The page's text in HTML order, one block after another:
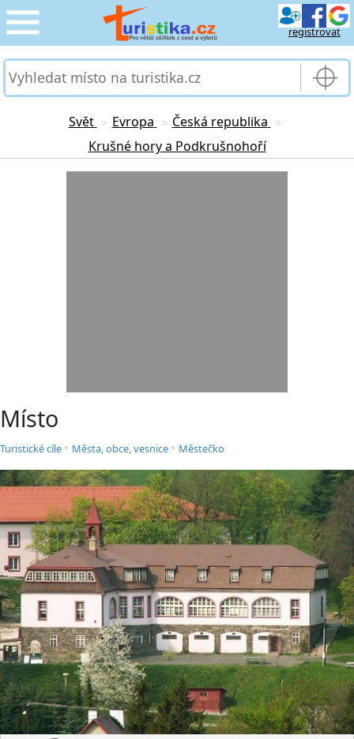
registrovat
CESTOVÁNÍ
PRO TURISTY ›
Svět > Evropa > Česká republika >
Krušné hory a Podkrušnohoří
Místo
Turistické cíle • Města, obce, vesnice • Městečko